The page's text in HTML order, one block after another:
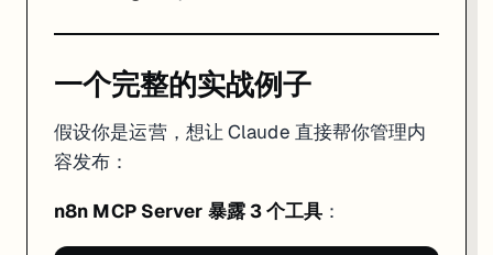
一个完整的实战例子
假设你是运营，想让 Claude 直接帮你管理内
容发布：
n8n MCP Server 暴露 3 个工具 ：